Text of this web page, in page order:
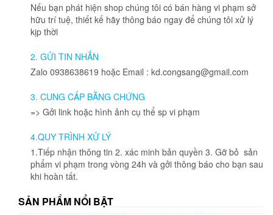
Nếu bạn phát hiện shop chúng tôi có bán hàng vi phạm sở
hữu trí tuệ, thiết kế hãy thông báo ngay để chúng tôi xử lý
kịp thời
2. GỬI TIN NHẮN
Zalo 0938638619 hoặc Email : kd.congsang@gmail.com
3. CUNG CẤP BẰNG CHỨNG
=> Gởi link hoặc hình ảnh cụ thể sp vi phạm
4.QUY TRÌNH XỬ LÝ
1.Tiếp nhận thông tin 2. xác minh bản quyền 3. Gỡ bỏ sản
phẩm vi phạm trong vòng 24h và gởi thông báo cho bạn sau
khi hoàn tất.
SẢN PHẨM NỔI BẬT